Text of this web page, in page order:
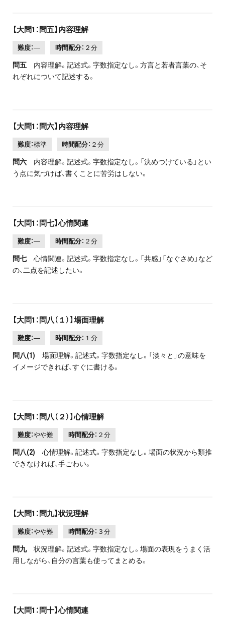
【大問1：問五】内容理解
難度：― 時間配分： ２分
問五 内容理解。記述式。字数指定なし。方言と若者言葉の、そ
れぞれについて記述する。
【大問1：問六】内容理解
難度：標準 時間配分： ２分
問六 内容理解。記述式。字数指定なし。「決めつけている」とい
う点に気づけば、書くことに苦労はしない。
【大問1：問七】心情関連
難度：― 時間配分： ２分
問七 心情関連。記述式。字数指定なし。「共感」「なぐさめ」など
の、二点を記述したい。
【大問1：問八（１）】場面理解
難度：― 時間配分： １分
問八(1) 場面理解。記述式。字数指定なし。「淡々と」の意味を
イメージできれば、すぐに書ける。
【大問1：問八（２）】心情理解
難度：やや難 時間配分： ２分
問八(2) 心情理解。記述式。字数指定なし。場面の状況から類推
できなければ、手ごわい。
【大問1：問九】状況理解
難度：やや難 時間配分： ３分
問九状況理解。記述式。字数指定なし。場面の表現をうまく活
用しながら、自分の言葉も使ってまとめる。
【大問1：問十】心情関連